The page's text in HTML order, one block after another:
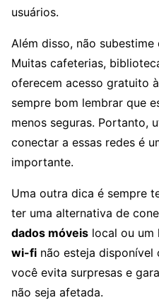
usuários.
Além disso, não
Muitas cafeterias,
oferecem acesso gratuito à
sempre bom lembrar que
menos seguras. Portanto,
conectar a essas redes é
importante.
Uma outra dica é sempre
ter uma alternativa de
dados móveis local ou
wi-fi não esteja disponível
você evita surpresas e
não seja afetada.